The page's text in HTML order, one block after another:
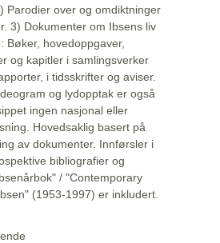
Parodier over og omdiktninger
3) Dokumenter om Ibsens liv
Bøker, hovedoppgaver,
og kapitler i samlingsverker
i tidsskrifter og aviser.
og lydopptak er også
ingen nasjonal eller
Hovedsaklig basert på
av dokumenter. Innførsler i
bibliografier og
/ "Contemporary
(1953-1997) er inkludert.